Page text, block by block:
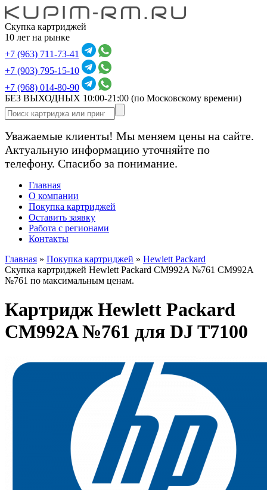
Скупка картриджей
10 лет на рынке
+7 (963) 711-73-41
+7 (903) 795-15-10
+7 (968) 014-80-90
БЕЗ ВЫХОДНЫХ 10:00-21:00 (по Московскому времени)
Уважаемые клиенты! Мы меняем цены на сайте.
Актуальную информацию уточняйте по
телефону. Спасибо за понимание.
Главная
О компании
Покупка картриджей
Оставить заявку
Работа с регионами
Контакты
Главная » Покупка картриджей » Hewlett Packard
Скупка картриджей Hewlett Packard CM992A №761 CM992A
№761 по максимальным ценам.
Картридж Hewlett Packard
CM992A №761 для DJ T7100